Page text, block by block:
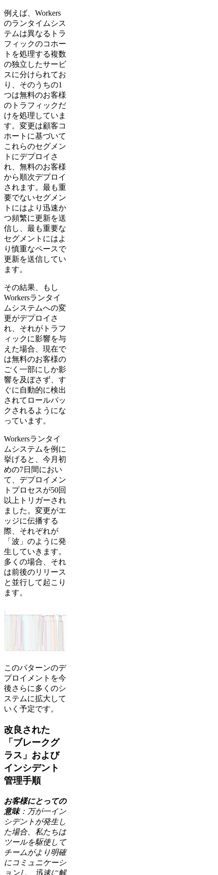
例えば、Workers
のランタイムシス
テムは異なるトラ
フィックのコホー
トを処理する複数
の独立したサービ
スに分けられてお
り、そのうちの1
つは無料のお客様
のトラフィックだ
けを処理していま
す。変更は顧客コ
ホートに基づいて
これらのセグメン
トにデプロイさ
れ、無料のお客様
から順次デプロイ
されます。最も重
要でないセグメン
トにはより迅速か
つ頻繁に更新を送
信し、最も重要な
セグメントにはよ
り慎重なペースで
更新を送信してい
ます。
その結果、もし
Workersランタイ
ムシステムへの変
更がデプロイさ
れ、それがトラフ
ィックに影響を与
えた場合、現在で
は無料のお客様の
ごく一部にしか影
響を及ぼさず、す
ぐに自動的に検出
されてロールバッ
クされるようにな
っています。
Workersランタイ
ムシステムを例に
挙げると、今月初
めの7日間におい
て、デプロイメン
トプロセスが50回
以上トリガーされ
ました。変更がエ
ッジに伝播する
際、それぞれが
「波」のように発
生していきます。
多くの場合、それ
は前後のリリース
と並行して起こり
ます。
このパターンのデ
プロイメントを今
後さらに多くのシ
ステムに拡大して
いく予定です。
改良された
「ブレークグ
ラス」および
インシデント
管理手順
お客様にとっての
意味：万が一イン
シデントが発生し
た場合、私たちは
ツールを駆使して
チームがより明確
にコミュニケーシ
ョンし、迅速に解